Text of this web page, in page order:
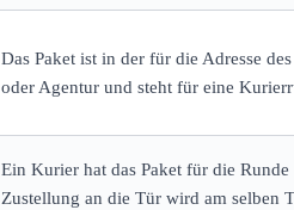
Das Paket ist in der für die Adresse
oder Agentur und steht für eine
Ein Kurier hat das Paket für die Runde
Zustellung an die Tür wird am selben